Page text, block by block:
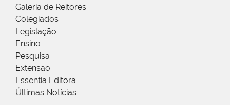
Galeria de Reitores
Colegiados
Legislação
Ensino
Pesquisa
Extensão
Essentia Editora
Últimas Notícias